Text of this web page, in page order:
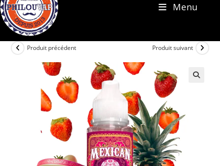
Menu
Produit précédent Produit suivant